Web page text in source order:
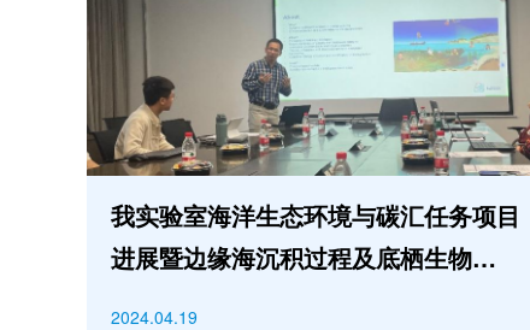
我实验室海洋生态环境与碳汇任务项目
进展暨边缘海沉积过程及底栖生物相关
2024.04.19